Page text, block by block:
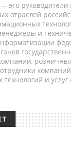
это
отраслей
и
розничных
и услуг